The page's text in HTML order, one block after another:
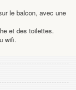
le balcon, avec une
et des toilettes.
wifi.